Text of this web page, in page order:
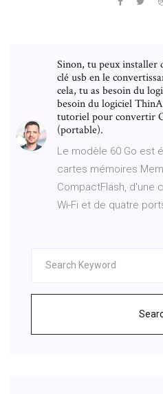
Sinon, tu peux installer
clé usb en le
cela, tu as besoin du
besoin du logiciel
tutoriel pour convertir
(portable).
Le modèle 60 Go est
cartes mémoires
CompactFlash, d'une
Wi-Fi et de quatre